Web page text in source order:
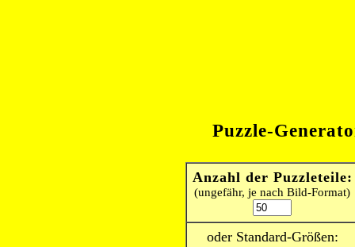
Puzzle-
Anzahl der Puzzleteile:
(ungefähr, je nach Bild-Format)
oder Standard-Größen: